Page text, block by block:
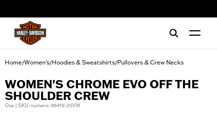
Home/Women's/Hoodies & Sweatshirts/Pullovers & Crew Necks
WOMEN'S CHROME EVO OFF THE
SHOULDER CREW
Osa | SKU-numero: 96419-25VW